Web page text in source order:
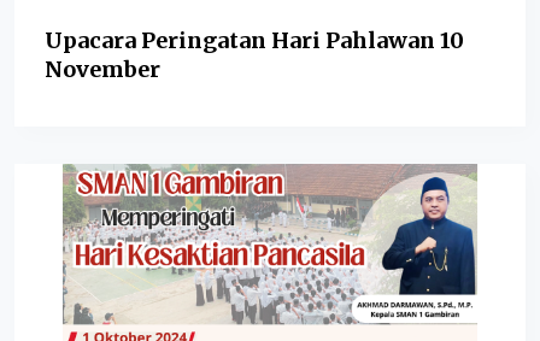
Upacara Peringatan Hari Pahlawan 10
November